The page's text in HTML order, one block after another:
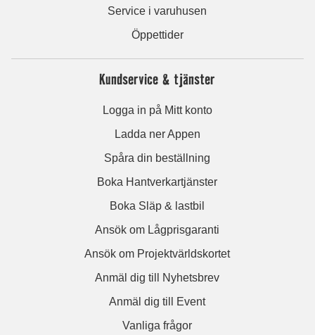
Service i varuhusen
Öppettider
Kundservice & tjänster
Logga in på Mitt konto
Ladda ner Appen
Spåra din beställning
Boka Hantverkartjänster
Boka Släp & lastbil
Ansök om Lågprisgaranti
Ansök om Projektvärldskortet
Anmäl dig till Nyhetsbrev
Anmäl dig till Event
Vanliga frågor